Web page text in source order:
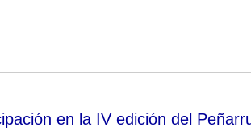
en la IV edición del